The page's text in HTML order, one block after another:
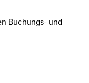
Buchungs- und